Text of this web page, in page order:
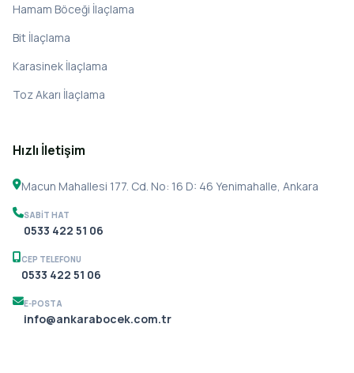
Hamam Böceği İlaçlama
Bit İlaçlama
Karasinek İlaçlama
Toz Akarı İlaçlama
Hızlı İletişim
Macun Mahallesi 177. Cd. No: 16 D: 46 Yenimahalle, Ankara
SABIT HAT
0533 422 51 06
CEP TELEFONU
0533 422 51 06
E-POSTA
info@ankarabocek.com.tr